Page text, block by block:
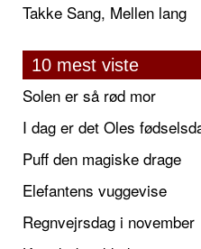
Takke Sang, Mellen lang
10 mest viste
Solen er så rød mor
I dag er det Oles
Puff den magiske drage
Elefantens vuggevise
Regnvejrsdag i november